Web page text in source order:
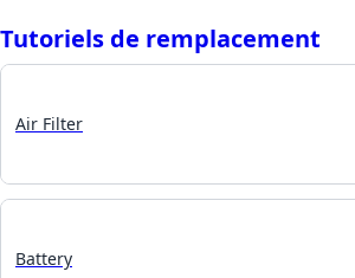
Tutoriels de remplacement
Air Filter
Battery